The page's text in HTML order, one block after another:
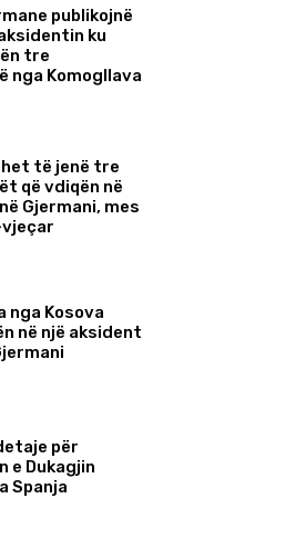
publikojnë
ku
tre
nga Komogllava
të jenë tre
që vdiqën në
Gjermani, mes
nga Kosova
në një aksident
për
e Dukagjin
Spanja